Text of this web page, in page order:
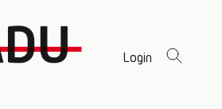
Login